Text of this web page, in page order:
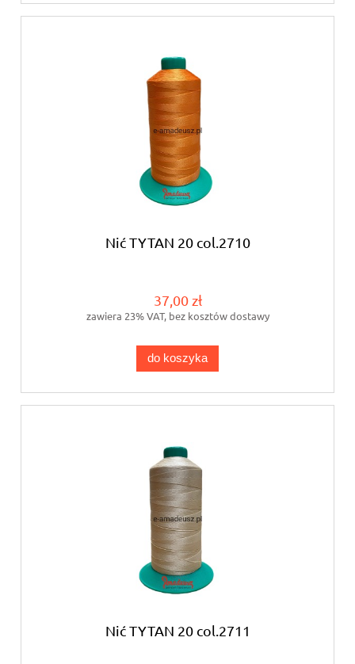
Nić TYTAN 20 col.2710
37,00 zł
zawiera 23% VAT, bez kosztów dostawy
do koszyka
Nić TYTAN 20 col.2711